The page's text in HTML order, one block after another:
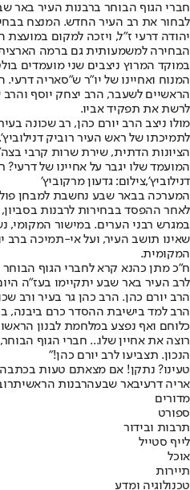
חברי הגוף הבוחר ברבנות העיר באר
לבחור את רב העיר החדש. המנצח
יהודה דרעי ז"ל, ויזכה למקום
הבחירה למשמעותית גם ברמה
במוקד המרוץ ניצבים שני מועמדים
המנוח ואחיינו של יו"ר ש"סאריה דרעי.
הראשיים לשעבר, הרב יצחק יוסף
לרשת את תפקיד אביו.
מולו ניצב הרב יורם כהן, רב שכונה
לתמיכתו של ראש העיר רוביק
הציונות הדתית, שירת שרות קרבי
המועמד שלו יגבר על אחיינו של
דנילוביץ',צילום: גדעון מרקוביץ'
המערכה בבאר שבע נחשבת למבחן
לאחר ההפסד בבחירות לרבנות
במגרש רבני הערים. במישור
שאינו תושב העיר, ועל אי-תמיכה ברב
המקומית.
ח"כ מתן כהנא קרא לחברי הגוף
לרב העיר באר שבע יתקיימו בעז"ה
הרב יורם כהן. הרב כהן גר בעיר ורב
‏הרב למד בישיבת ההסדר כרם ביבנה,
כלוחם ואף נפצע במלחמת לבנון
רוצה את אחיין שלו... ‏חברי הגוף
הנכון. ‏תצביעו לרב יורם כהן!״
טעינו? נתקן! אם מצאתם טעות
אריה דרעיבאר שבעהרבנות הראשית
מדורים
ספורט
תרבות ובידור
לייף סטייל
אוכל
תיירות
טכנולוגיה ומדע